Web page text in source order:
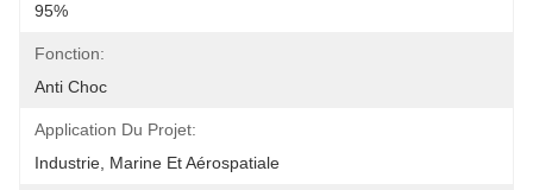
95%
Fonction:
Anti Choc
Application Du Projet:
Industrie, Marine Et Aérospatiale